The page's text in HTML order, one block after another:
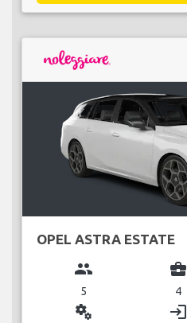
OPEL ASTRA ESTATE
group
5
business_center
4
miscellaneous_services login